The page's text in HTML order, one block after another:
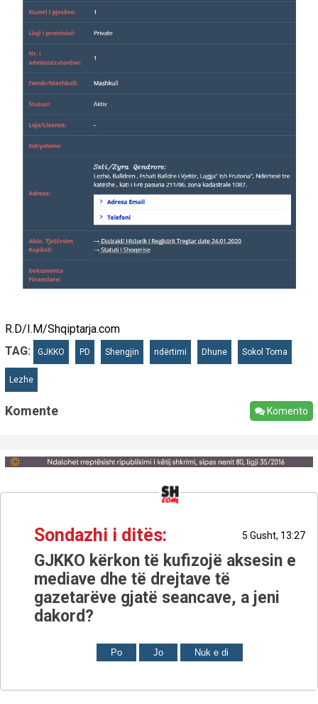
R.D/I.M/Shqiptarja.com
TAG:
GJKKO PD Shengjin ndërtimi Dhune Sokol Toma
Lezhe
Komente Komento
Sondazhi i ditës: 5 Gusht, 13:27
GJKKO kërkon të kufizojë aksesin e
mediave dhe të drejtave të
gazetarëve gjatë seancave, a jeni
dakord?
Po Jo Nuk e di